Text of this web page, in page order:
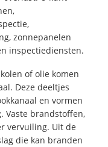
zonnepanelen
inspectiediensten.
of olie komen
Deze deeltjes
en vormen
Vaste brandstoffen,
vervuiling. Uit de
die kan branden